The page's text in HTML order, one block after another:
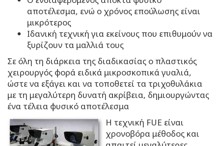
αποτέλεσμα, ενώ ο χρόνος επούλωσης είναι
μικρότερος
Ιδανική τεχνική για εκείνους που επιθυμούν να
ξυρίζουν τα μαλλιά τους
Σε όλη τη διάρκεια της διαδικασίας ο πλαστικός
χειρουργός φορά ειδικά μικροσκοπικά γυαλιά,
ώστε να εξάγει και να τοποθετεί τα τριχοθυλάκια
με τη μεγαλύτερη δυνατή ακρίβεια, δημιουργώντας
ένα τέλεια φυσικό αποτέλεσμα
Η τεχνική FUE είναι
χρονοβόρα μέθοδος και